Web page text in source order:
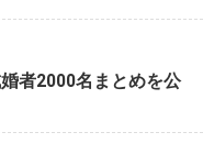
者2000名まとめを公